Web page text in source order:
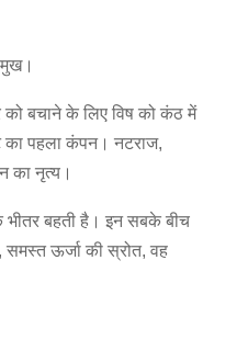
बचाने के लिए विष को कंठ में
पहला कंपन। नटराज,
का नृत्य।
भीतर बहती है। इन सबके बीच
समस्त ऊर्जा की स्रोत, वह